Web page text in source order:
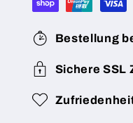
Edelstahl
Drahtstärke
(flexibel)
5
Bestellung
Sichere SSL